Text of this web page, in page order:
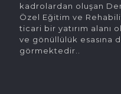
kadrolardan oluşan
Özel Eğitim ve
ticari bir yatırım alanı
ve gönüllülük esasına
görmektedir..